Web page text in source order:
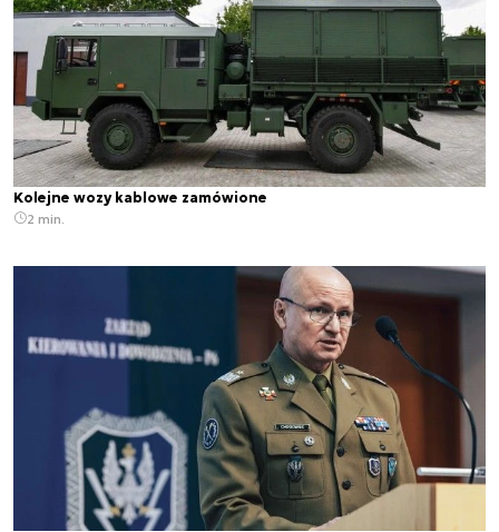
Kolejne wozy kablowe zamówione
2 min.